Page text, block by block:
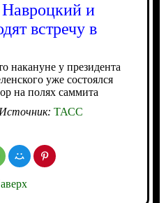
и
встречу в
накануне у президента
уже состоялся
на полях саммита
Источник: ТАСС